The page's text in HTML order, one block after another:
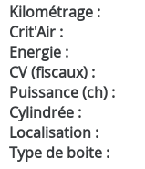
Kilométrage :
Crit'Air :
Energie :
CV (fiscaux) :
Puissance (ch) :
Cylindrée :
Localisation :
Type de boite :